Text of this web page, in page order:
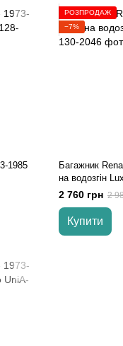
1985
РОЗПРОДАЖ
−7%
Багажник
на водозгін Lux
2 760 грн 2
Купити